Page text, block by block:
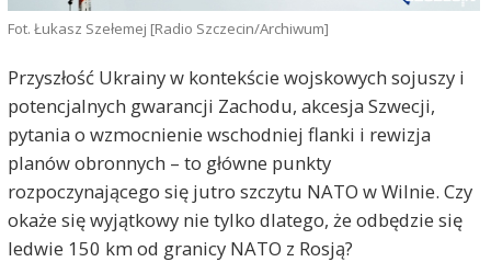
Fot. Łukasz Szełemej [Radio Szczecin/Archiwum]
Przyszłość Ukrainy w kontekście wojskowych sojuszy i
potencjalnych gwarancji Zachodu, akcesja Szwecji,
pytania o wzmocnienie wschodniej flanki i rewizja
planów obronnych – to główne punkty
rozpoczynającego się jutro szczytu NATO w Wilnie. Czy
okaże się wyjątkowy nie tylko dlatego, że odbędzie się
ledwie 150 km od granicy NATO z Rosją?